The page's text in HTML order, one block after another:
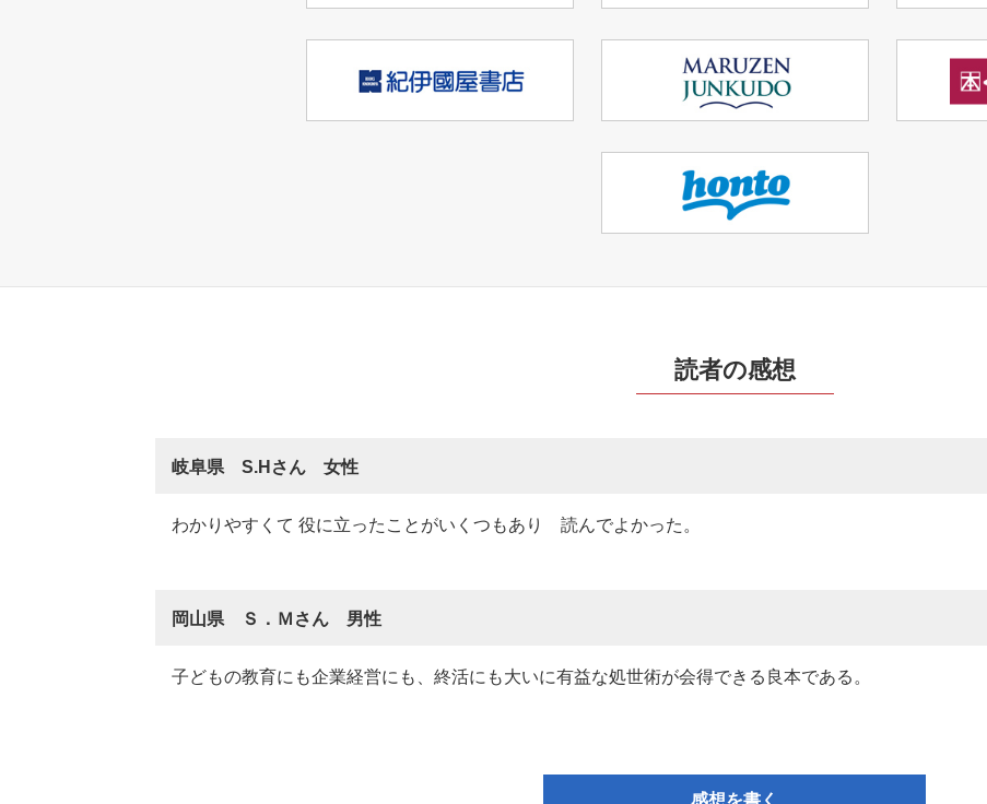
読者の感想
岐阜県 S.Hさん 女性
わかりやすくて 役に立ったことがいくつもあり 読んでよかった。
岡山県 Ｓ．Ｍさん 男性
子どもの教育にも企業経営にも、終活にも大いに有益な処世術が会得できる良本である。
感想を書く